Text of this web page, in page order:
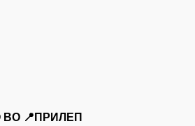
📍ПРИЛЕП